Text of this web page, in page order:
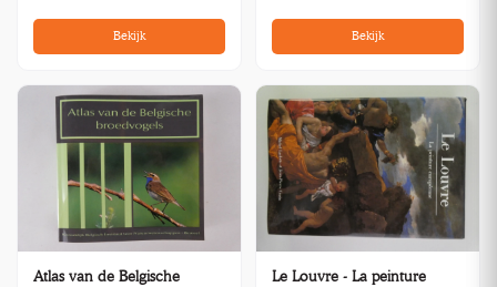
Bekijk Bekijk
Atlas van de Belgische
Le Louvre - La peinture